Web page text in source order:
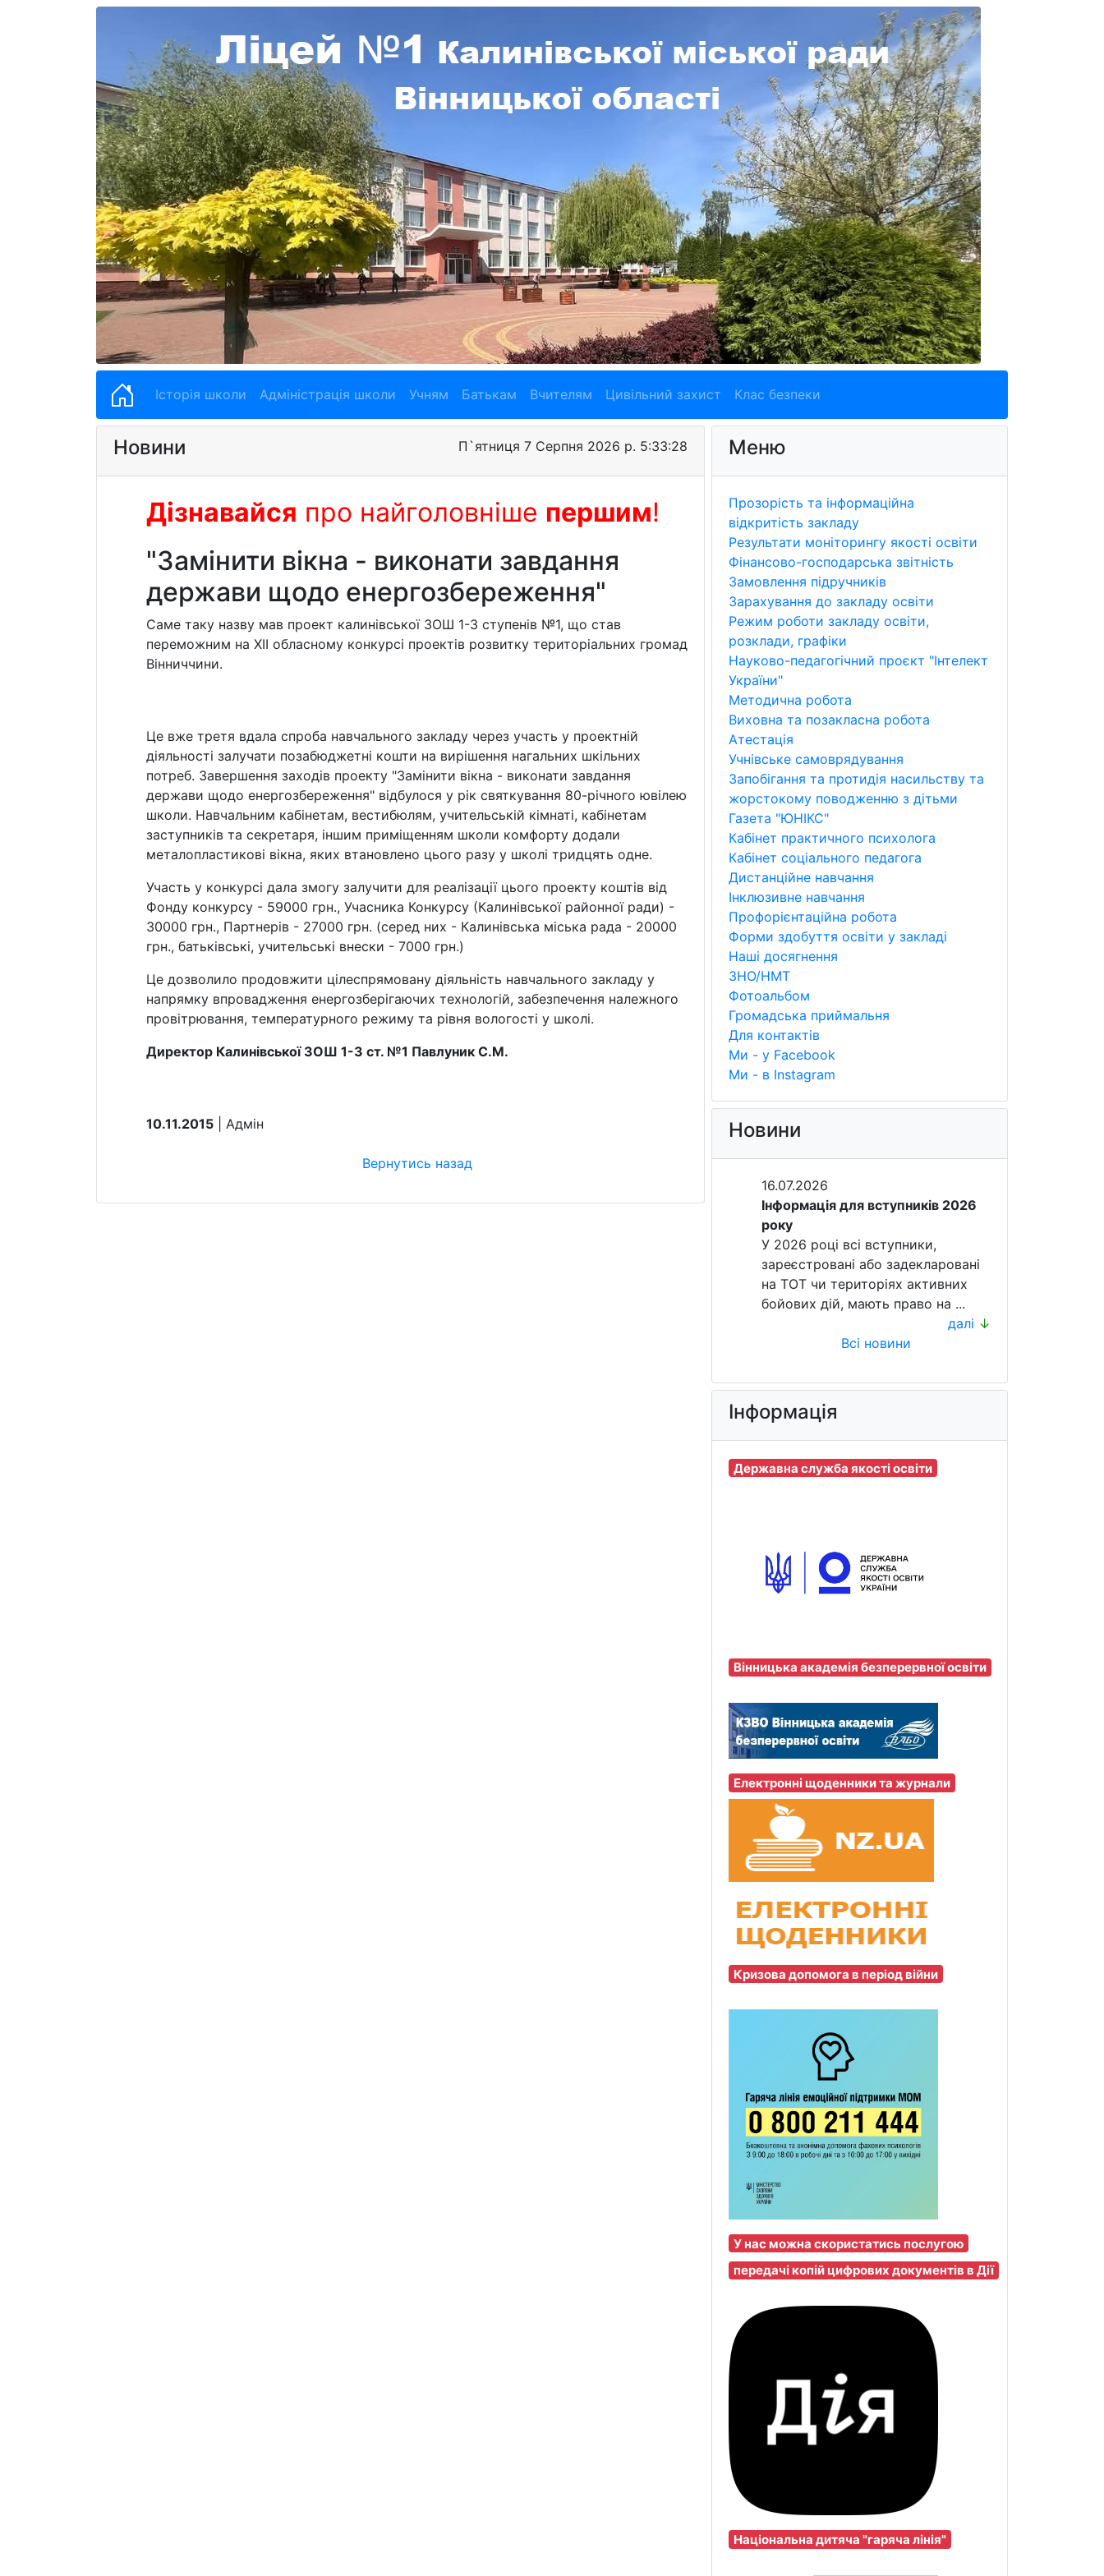
Історія школи Адміністрація школи Учням Батькам Вчителям Цивільний захист Клас безпеки
Новини П`ятниця 7 Серпня 2026 р. 5:33:29
Дізнавайся про найголовніше першим!
"Замінити вікна - виконати завдання
держави щодо енергозбереження"
Саме таку назву мав проект калинівської ЗОШ 1-3 ступенів №1, що став
переможним на ХІІ обласному конкурсі проектів розвитку територіальних громад
Вінниччини.
Це вже третя вдала спроба навчального закладу через участь у проектній
діяльності залучати позабюджетні кошти на вирішення нагальних шкільних
потреб. Завершення заходів проекту "Замінити вікна - виконати завдання
держави щодо енергозбереження" відбулося у рік святкування 80-річного ювілею
школи. Навчальним кабінетам, вестибюлям, учительській кімнаті, кабінетам
заступників та секретаря, іншим приміщенням школи комфорту додали
металопластикові вікна, яких втановлено цього разу у школі тридцять одне.
Участь у конкурсі дала змогу залучити для реалізації цього проекту коштів від
Фонду конкурсу - 59000 грн., Учасника Конкурсу (Калинівської районної ради) -
30000 грн., Партнерів - 27000 грн. (серед них - Калинівська міська рада - 20000
грн., батьківські, учительські внески - 7000 грн.)
Це дозволило продовжити цілеспрямовану діяльність навчального закладу у
напрямку впровадження енергозберігаючих технологій, забезпечення належного
провітрювання, температурного режиму та рівня вологості у школі.
Директор Калинівської ЗОШ 1-3 ст. №1 Павлуник С.М.
10.11.2015 | Aдмін
Вернутись назад
Меню
Прозорість та інформаційна
відкритість закладу
Результати моніторингу якості освіти
Фінансово-господарська звітність
Замовлення підручників
Зарахування до закладу освіти
Режим роботи закладу освіти,
розклади, графіки
Науково-педагогічний проєкт "Інтелект
України"
Методична робота
Виховна та позакласна робота
Атестація
Учнівське самоврядування
Запобігання та протидія насильству та
жорстокому поводженню з дітьми
Газета "ЮНІКС"
Кабінет практичного психолога
Кабінет соціального педагога
Дистанційне навчання
Інклюзивне навчання
Профорієнтаційна робота
Форми здобуття освіти у закладі
Наші досягнення
ЗНО/НМТ
Фотоальбом
Громадська приймальня
Для контактів
Ми - у Facebook
Ми - в Instagram
Новини
16.07.2026
Інформація для вступників 2026
року
У 2026 році всі вступники,
зареєстровані або задекларовані
на ТОТ чи територіях активних
бойових дій, мають право на ...
далі ↓
Всі новини
Інформація
Державна служба якості освіти
Вінницька академія безперервної освіти
Електронні щоденники та журнали
Кризова допомога в період війни
У нас можна скористатись послугою
передачі копій цифрових документів в Дії
Національна дитяча "гаряча лінія"